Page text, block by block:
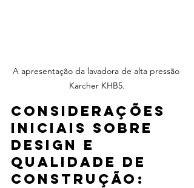
A apresentação da lavadora de alta pressão
Karcher KHB5.
Considerações
iniciais sobre
design e
qualidade de
construção: